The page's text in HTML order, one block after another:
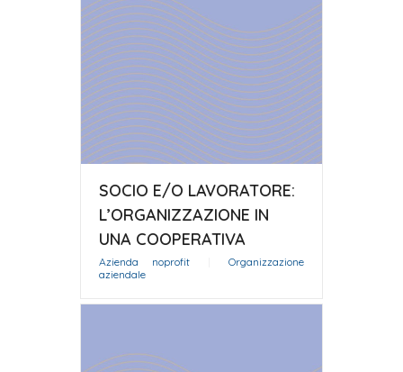
SOCIO E/O LAVORATORE:
L’ORGANIZZAZIONE IN
UNA COOPERATIVA
Azienda noprofit
Organizzazione
aziendale